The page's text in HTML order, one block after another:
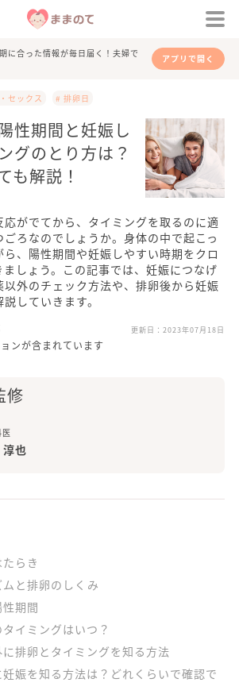
に合った情報が毎日届く！夫婦で
アプリで開く
セックス # 排卵日
性期間と妊娠し
グのとり方は？
も解説！
がでてから、タイミングを取るのに適
ごろなのでしょうか。身体の中で起こっ
、陽性期間や妊娠しやすい時期をクロ
しょう。この記事では、妊娠につなげ
外のチェック方法や、排卵後から妊娠
していきます。
更新日： 2023年07月18日
ンが含まれています
修
医
也
らき
と排卵のしくみ
期間
イミングはいつ？
排卵とタイミングを知る方法
娠を知る方法は？どれくらいで確認で